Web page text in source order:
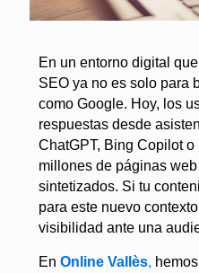
En un entorno digital
SEO ya no es solo para
como Google. Hoy, los
respuestas desde
ChatGPT, Bing Copilot
millones de páginas
sintetizados. Si tu
para este nuevo
visibilidad ante una
En Online Vallès,